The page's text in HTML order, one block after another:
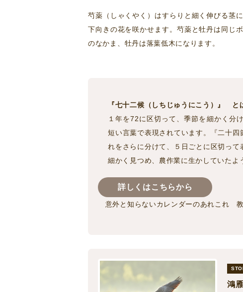
芍薬（しゃくやく）はすらりと細く伸びる茎
下向きの花を咲かせます。芍薬と牡丹は同じ
のなかま、牡丹は落葉低木になります。
『七十二候（しちじゅうにこう）』 と
１年を72に区切って、季節を細かく分
短い言葉で表現されています。『二十
れをさらに分けて、５日ごとに区切っ
細かく見つめ、農作業に生かしていたよ
詳しくはこちらから
意外と知らないカレンダーのあれこれ 教
鴻